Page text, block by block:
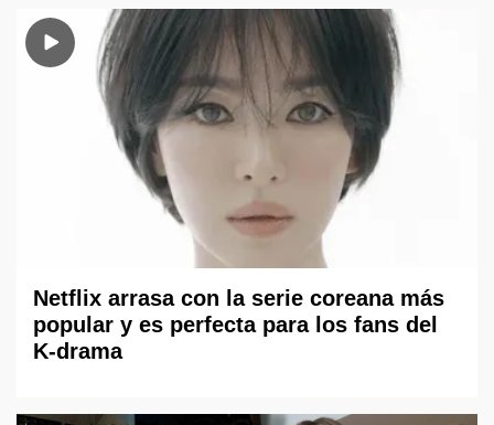
Netflix arrasa con la serie coreana más
popular y es perfecta para los fans del
K-drama